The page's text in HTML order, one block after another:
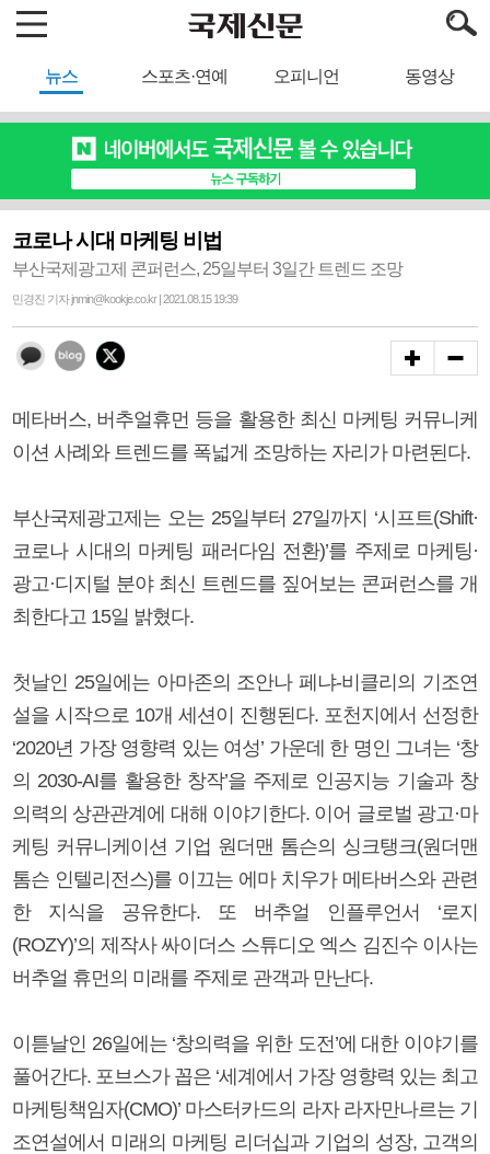
뉴스 스포츠·연예 오피니언 동영상
코로나 시대 마케팅 비법
부산국제광고제 콘퍼런스, 25일부터 3일간 트렌드 조망
민경진 기자 jnmin@kookje.co.kr | 2021.08.15 19:39
메타버스, 버추얼휴먼 등을 활용한 최신 마케팅 커뮤니케
이션 사례와 트렌드를 폭넓게 조망하는 자리가 마련된다.
부산국제광고제는 오는 25일부터 27일까지 ‘시프트(Shift·
코로나 시대의 마케팅 패러다임 전환)’를 주제로 마케팅·
광고·디지털 분야 최신 트렌드를 짚어보는 콘퍼런스를 개
최한다고 15일 밝혔다.
첫날인 25일에는 아마존의 조안나 페냐-비클리의 기조연
설을 시작으로 10개 세션이 진행된다. 포천지에서 선정한
‘2020년 가장 영향력 있는 여성’ 가운데 한 명인 그녀는 ‘창
의 2030-AI를 활용한 창작’을 주제로 인공지능 기술과 창
의력의 상관관계에 대해 이야기한다. 이어 글로벌 광고·마
케팅 커뮤니케이션 기업 원더맨 톰슨의 싱크탱크(원더맨
톰슨 인텔리전스)를 이끄는 에마 치우가 메타버스와 관련
한 지식을 공유한다. 또 버추얼 인플루언서 ‘로지
(ROZY)’의 제작사 싸이더스 스튜디오 엑스 김진수 이사는
버추얼 휴먼의 미래를 주제로 관객과 만난다.
이튿날인 26일에는 ‘창의력을 위한 도전’에 대한 이야기를
풀어간다. 포브스가 꼽은 ‘세계에서 가장 영향력 있는 최고
마케팅책임자(CMO)’ 마스터카드의 라자 라자만나르는 기
조연설에서 미래의 마케팅 리더십과 기업의 성장, 고객의